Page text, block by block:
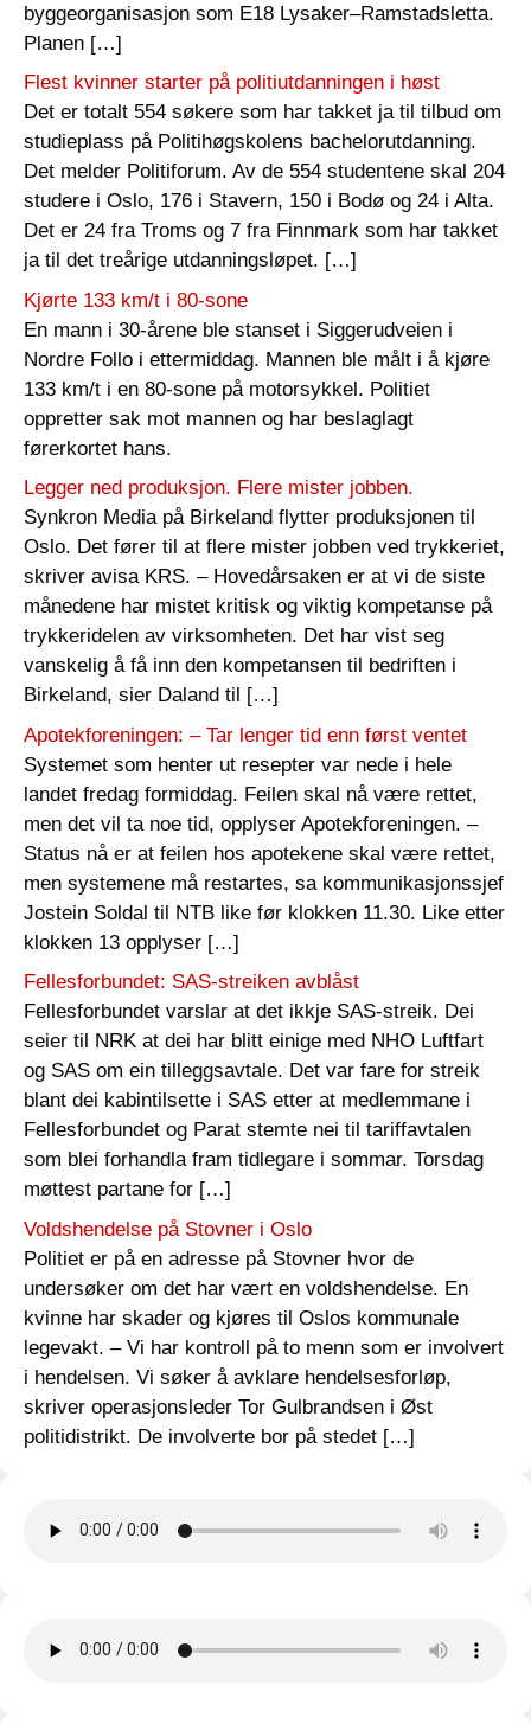
byggeorganisasjon som E18 Lysaker–Ramstadsletta.
Planen […]
Flest kvinner starter på politiutdanningen i høst
Det er totalt 554 søkere som har takket ja til tilbud om
studieplass på Politihøgskolens bachelorutdanning.
Det melder Politiforum. Av de 554 studentene skal 204
studere i Oslo, 176 i Stavern, 150 i Bodø og 24 i Alta.
Det er 24 fra Troms og 7 fra Finnmark som har takket
ja til det treårige utdanningsløpet. […]
Kjørte 133 km/t i 80-sone
En mann i 30-årene ble stanset i Siggerudveien i
Nordre Follo i ettermiddag. Mannen ble målt i å kjøre
133 km/t i en 80-sone på motorsykkel. Politiet
oppretter sak mot mannen og har beslaglagt
førerkortet hans.
Legger ned produksjon. Flere mister jobben.
Synkron Media på Birkeland flytter produksjonen til
Oslo. Det fører til at flere mister jobben ved trykkeriet,
skriver avisa KRS. – Hovedårsaken er at vi de siste
månedene har mistet kritisk og viktig kompetanse på
trykkeridelen av virksomheten. Det har vist seg
vanskelig å få inn den kompetansen til bedriften i
Birkeland, sier Daland til […]
Apotekforeningen: – Tar lenger tid enn først ventet
Systemet som henter ut resepter var nede i hele
landet fredag formiddag. Feilen skal nå være rettet,
men det vil ta noe tid, opplyser Apotekforeningen. –
Status nå er at feilen hos apotekene skal være rettet,
men systemene må restartes, sa kommunikasjonssjef
Jostein Soldal til NTB like før klokken 11.30. Like etter
klokken 13 opplyser […]
Fellesforbundet: SAS-streiken avblåst
Fellesforbundet varslar at det ikkje SAS-streik. Dei
seier til NRK at dei har blitt einige med NHO Luftfart
og SAS om ein tilleggsavtale. Det var fare for streik
blant dei kabintilsette i SAS etter at medlemmane i
Fellesforbundet og Parat stemte nei til tariffavtalen
som blei forhandla fram tidlegare i sommar. Torsdag
møttest partane for […]
Voldshendelse på Stovner i Oslo
Politiet er på en adresse på Stovner hvor de
undersøker om det har vært en voldshendelse. En
kvinne har skader og kjøres til Oslos kommunale
legevakt. – Vi har kontroll på to menn som er involvert
i hendelsen. Vi søker å avklare hendelsesforløp,
skriver operasjonsleder Tor Gulbrandsen i Øst
politidistrikt. De involverte bor på stedet […]